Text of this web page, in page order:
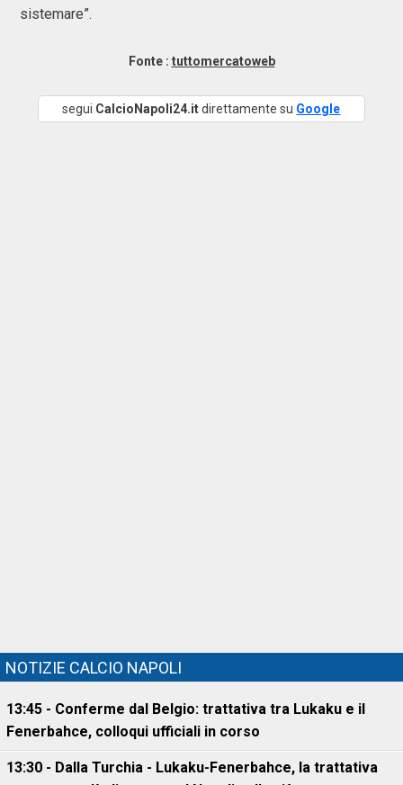
sistemare”.
Fonte : tuttomercatoweb
segui CalcioNapoli24.itdirettamente su Google
NOTIZIE CALCIO NAPOLI
13:45 - Conferme dal Belgio: trattativa tra Lukaku e il
Fenerbahce, colloqui ufficiali in corso
13:30 - Dalla Turchia - Lukaku-Fenerbahce, la trattativa